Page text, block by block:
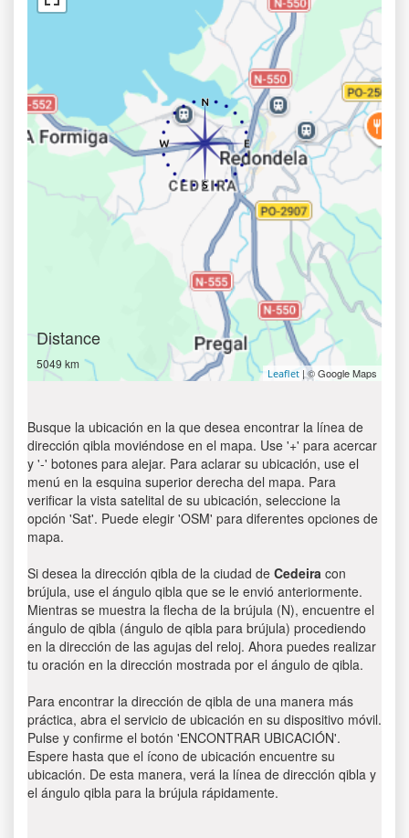
Distance
5049 km
Leaflet | © Google Maps
Busque la ubicación en la que desea encontrar la línea de
dirección qibla moviéndose en el mapa. Use '+' para acercar
y '-' botones para alejar. Para aclarar su ubicación, use el
menú en la esquina superior derecha del mapa. Para
verificar la vista satelital de su ubicación, seleccione la
opción 'Sat'. Puede elegir 'OSM' para diferentes opciones de
mapa.
Si desea la dirección qibla de la ciudad de Cedeira con
brújula, use el ángulo qibla que se le envió anteriormente.
Mientras se muestra la flecha de la brújula (N), encuentre el
ángulo de qibla (ángulo de qibla para brújula) procediendo
en la dirección de las agujas del reloj. Ahora puedes realizar
tu oración en la dirección mostrada por el ángulo de qibla.
Para encontrar la dirección de qibla de una manera más
práctica, abra el servicio de ubicación en su dispositivo móvil.
Pulse y confirme el botón 'ENCONTRAR UBICACIÓN'.
Espere hasta que el ícono de ubicación encuentre su
ubicación. De esta manera, verá la línea de dirección qibla y
el ángulo qibla para la brújula rápidamente.